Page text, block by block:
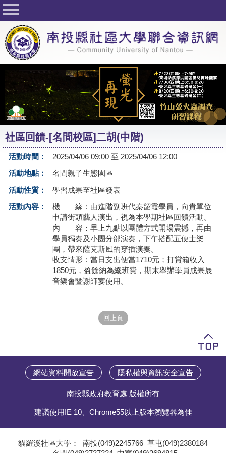
回首頁
關於社大
公佈欄
行事曆
最新活動
活動花絮
課程一覽表
志工與社團
友站連結
社區回饋-[名間校區]二胡(中階)
活動時間：
2025/04/06 09:00 至 2025/04/06 12:00
活動地點：
名間親子生態園區
活動性質：
學習成果至社區發表
活動內容：
機 緣：由進階副班代秦韶霞學員，向貴單位
申請街頭藝人演出，視為本學期社區回饋活動。
內 容：早上九點以團體方式開場震撼，再由
學員獨奏及小團分部演奏，下午搭配五便士樂
團，帶來薩克斯風的穿插演奏。
收支情形：當日支出便當1710元；打賞箱收入
1850元，盈餘納為總班費，期末舉辦學員成果展
音樂會暨謝師宴使用。
網站資料開放宣告 隱私權與資訊安全宣告
南投縣政府教育處 版權所有
建議使用IE 10、Chrome55以上版本瀏覽器為佳
貓羅溪社區大學： 南投(049)2245766 草屯(049)2380184